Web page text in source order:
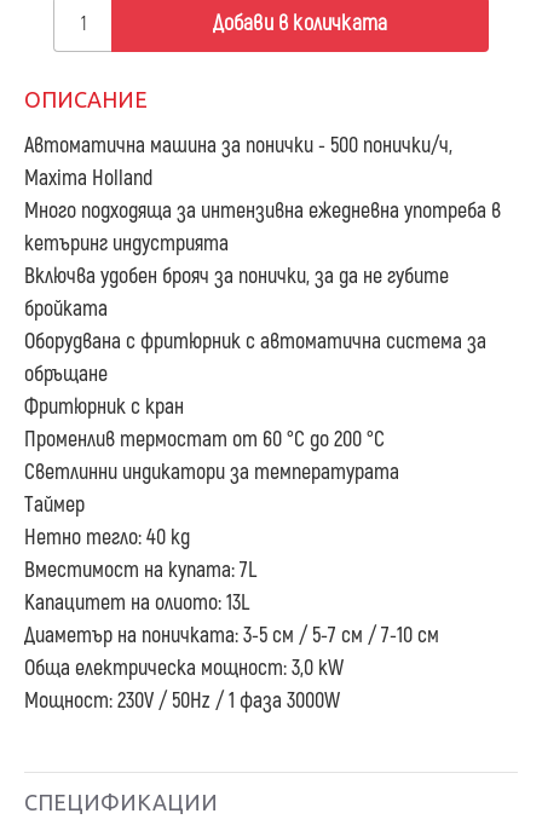
Добави в количката
ОПИСАНИЕ
Автоматична машина за понички - 500 понички/ч,
Maxima Holland
Много подходяща за интензивна ежедневна употреба в
кетъринг индустрията
Включва удобен брояч за понички, за да не губите
бройката
Оборудвана с фритюрник с автоматична система за
обръщане
Фритюрник с кран
Променлив термостат от 60 °С до 200 °С
Светлинни индикатори за температурата
Tаймер
Нетно тегло: 40 kg
Вместимост на купата: 7L
Капацитет на олиото: 13L
Диаметър на поничката: 3-5 см / 5-7 см / 7-10 см
Обща електрическа мощност: 3,0 kW
Мощност: 230V / 50Hz / 1 фаза 3000W
СПЕЦИФИКАЦИИ